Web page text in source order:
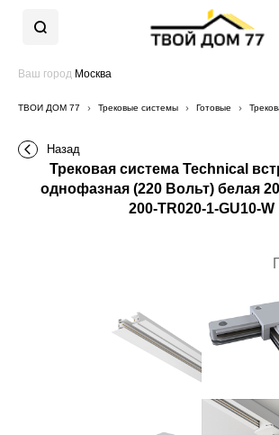
Ваш город Москва
ТВОЙ ДОМ 77 Трековые системы Готовые
Назад
Трековая система Technical
однофазная (220 Вольт) белая
200-TR020-1-GU10-W